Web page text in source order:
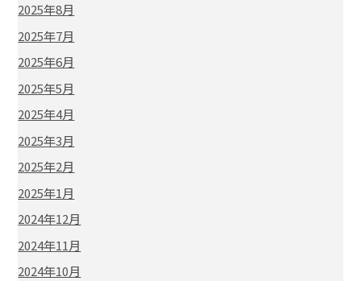
2025年8月
2025年7月
2025年6月
2025年5月
2025年4月
2025年3月
2025年2月
2025年1月
2024年12月
2024年11月
2024年10月